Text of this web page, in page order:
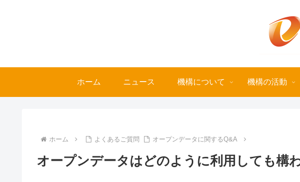
ホーム ニュース 機構について 機構の活動
ホーム よくあるご質問 オープンデータに関するQ&A
オープンデータはどのように利用しても構